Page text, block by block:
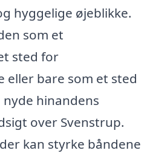
hyggelige øjeblikke.
som et
sted for
eller bare som et sted
hinandens
over Svenstrup.
kan styrke båndene